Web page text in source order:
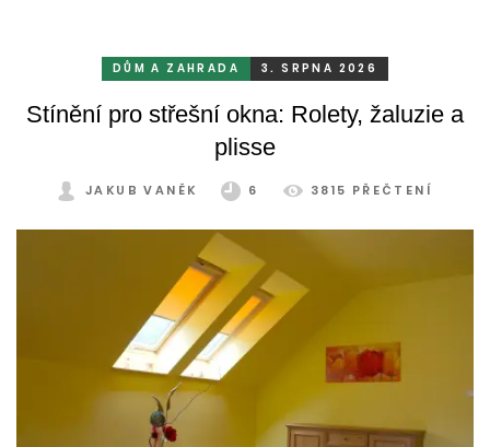
mrazu, ale také prachu a pylu, což se na něm dříve či
DŮM A ZAHRADA 3. SRPNA 2026
Stínění pro střešní okna: Rolety, žaluzie a
plisse
JAKUB VANĚK 6 3815 PŘEČTENÍ